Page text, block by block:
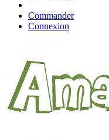
Commander
Connexion